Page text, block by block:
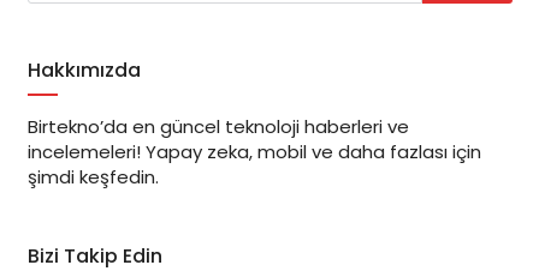
Hakkımızda
Birtekno’da en güncel teknoloji haberleri ve
incelemeleri! Yapay zeka, mobil ve daha fazlası için
şimdi keşfedin.
Bizi Takip Edin